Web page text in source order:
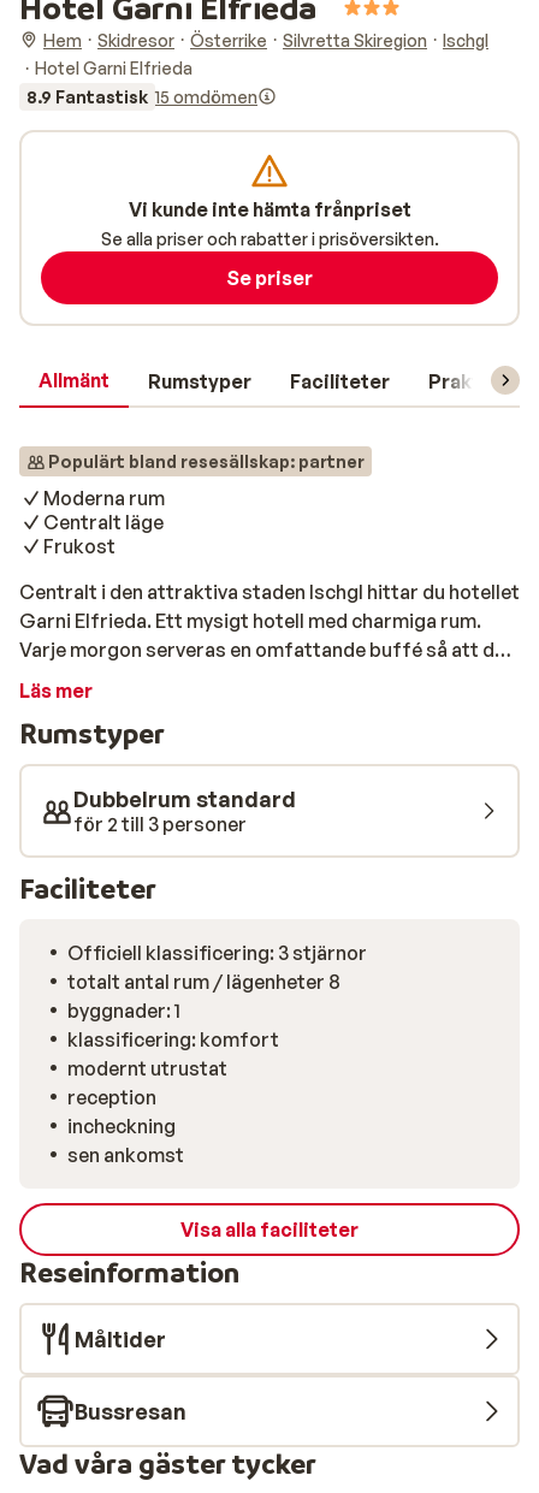
Hem Skidresor Österrike Silvretta Skiregion
Ischgl
Hotel Garni Elfrieda
8.9 Fantastisk 15 omdömen
Allmänt Rumstyper Faciliteter Praktisk
Populärt bland resesällskap: partner
Moderna rum
Centralt läge
Frukost
Centralt i den attraktiva staden Ischgl hittar du hotellet
Garni Elfrieda. Ett mysigt hotell med charmiga rum.
Varje morgon serveras en omfattande buffé så att du
är redo för dagens utmaningar i pisten. Härifrån har du
staden dig med mycket bra afterski, barer och
restauranger.
Läs mer
Rumstyper
Dubbelrum standard
för 2 till 3 personer
Faciliteter
Officiell klassificering: 3 stjärnor
totalt antal rum / lägenheter 8
byggnader: 1
klassificering: komfort
modernt utrustat
reception
incheckning
sen ankomst
Visa alla faciliteter
Reseinformation
Måltider
Bussresan
Vad våra gäster tycker
Vi kunde inte hämta frånpriset
Se alla priser och rabatter i prisöversikten.
Se priser